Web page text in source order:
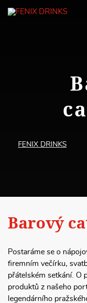
FENIX DRINKS
Barový
Postaráme se o
firemním večírku,
přátelském setkání. O
produktů z našeho
legendárního